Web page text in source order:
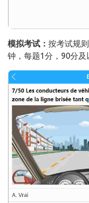
模拟考试： 按考试规
钟，每题1分，90分及